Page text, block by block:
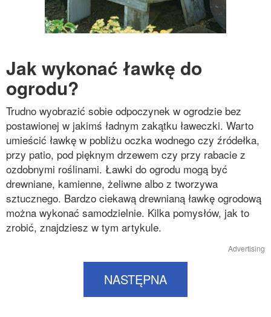
Jak wykonać ławkę do
ogrodu?
Trudno wyobrazić sobie odpoczynek w ogrodzie bez
postawionej w jakimś ładnym zakątku ławeczki. Warto
umieścić ławkę w pobliżu oczka wodnego czy źródełka,
przy patio, pod pięknym drzewem czy przy rabacie z
ozdobnymi roślinami. Ławki do ogrodu mogą być
drewniane, kamienne, żeliwne albo z tworzywa
sztucznego. Bardzo ciekawą drewnianą ławkę ogrodową
można wykonać samodzielnie. Kilka pomysłów, jak to
zrobić, znajdziesz w tym artykule.
Advertising
NASTĘPNA